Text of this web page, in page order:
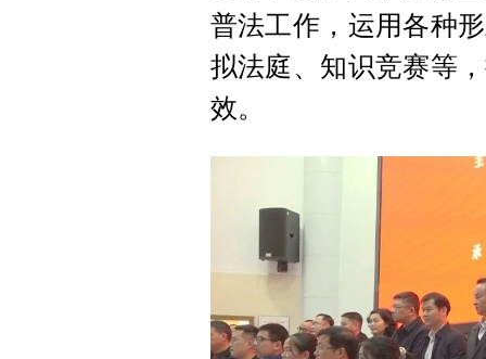
普法工作，运用各种
拟法庭、知识竞赛等
效。